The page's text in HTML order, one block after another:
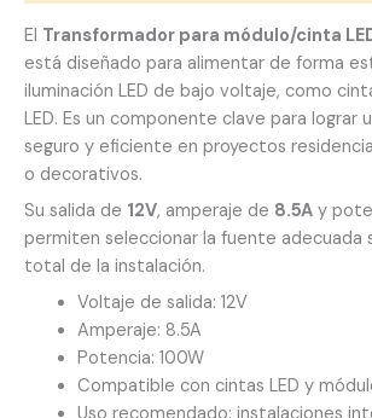
El Transformador para módulo/cinta
está diseñado para alimentar de forma
iluminación LED de bajo voltaje, como
LED. Es un componente clave para lograr
seguro y eficiente en proyectos
o decorativos.
Su salida de 12V, amperaje de 8.5A y
permiten seleccionar la fuente adecuada
total de la instalación.
Voltaje de salida: 12V
Amperaje: 8.5A
Potencia: 100W
Compatible con cintas LED y